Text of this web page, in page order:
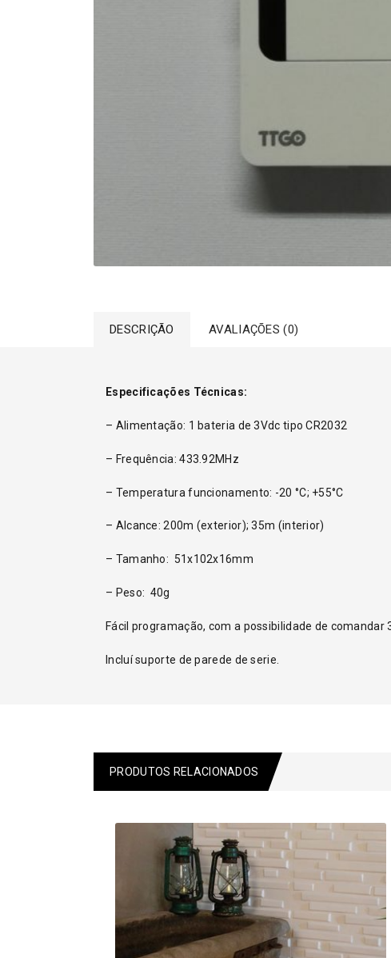
DESCRIÇÃO AVALIAÇÕES (0)
Especificações Técnicas:
– Alimentação: 1 bateria de 3Vdc tipo CR2032
– Frequência: 433.92MHz
– Temperatura funcionamento: -20 °C; +55°C
– Alcance: 200m (exterior); 35m (interior)
– Tamanho: 51x102x16mm
– Peso: 40g
Fácil programação, com a possibilidade de
Incluí suporte de parede de serie.
PRODUTOS RELACIONADOS